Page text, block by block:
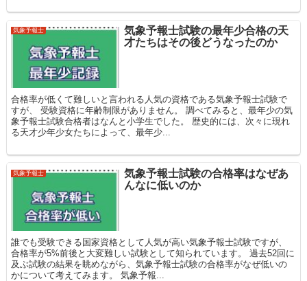
気象予報士
気象予報士試験の最年少合格の天
才たちはその後どうなったのか
合格率が低くて難しいと言われる人気の資格である気象予報士試験で
すが、 受験資格に年齢制限がありません。 調べてみると、最年少の気
象予報士試験合格者はなんと小学生でした。 歴史的には、次々に現れ
る天才少年少女たちによって、最年少...
気象予報士
気象予報士試験の合格率はなぜあ
んなに低いのか
誰でも受験できる国家資格として人気が高い気象予報士試験ですが、
合格率が5%前後と大変難しい試験として知られています。 過去52回に
及ぶ試験の結果を眺めながら、気象予報士試験の合格率がなぜ低いの
かについて考えてみます。 気象予報...